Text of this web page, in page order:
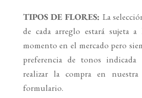
TIPOS DE FLORES: La
de cada arreglo estará sujeta
momento en el mercado pero
preferencia de tonos
realizar la compra en
formulario.